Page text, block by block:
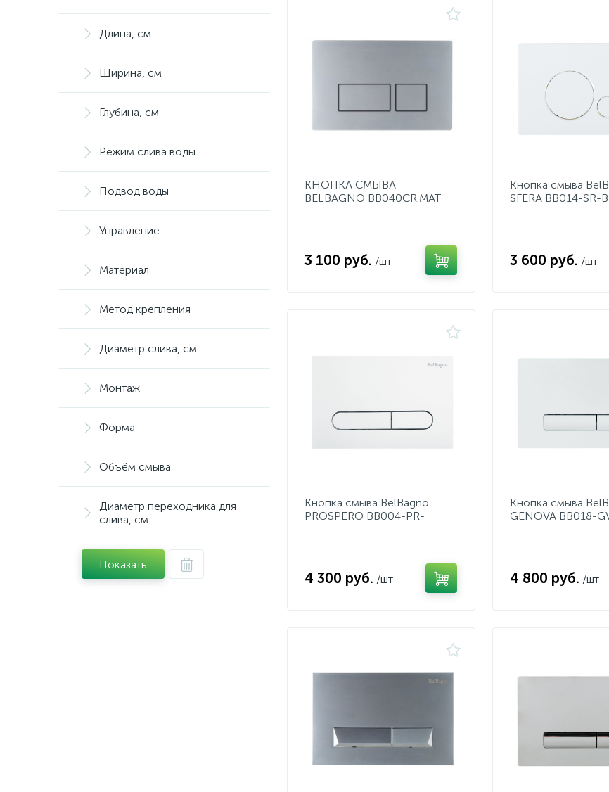
Длина, см
Ширина, см
Глубина, см
Режим слива воды
Подвод воды
Управление
Материал
Метод крепления
Диаметр слива, см
Монтаж
Форма
Объём смыва
Диаметр переходника для
слива, см
Показать
КНОПКА СМЫВА
BELBAGNO BB040CR.MAT
3 100 руб. /шт
Кнопка смыва
SFERA BB014-SR-
3 600 руб. /шт
Кнопка смыва BelBagno
PROSPERO BB004-PR-
4 300 руб. /шт
Кнопка смыва
GENOVA BB018-
4 800 руб. /шт